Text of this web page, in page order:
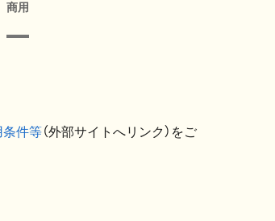
商用
条件等（外部サイトへリンク）をご